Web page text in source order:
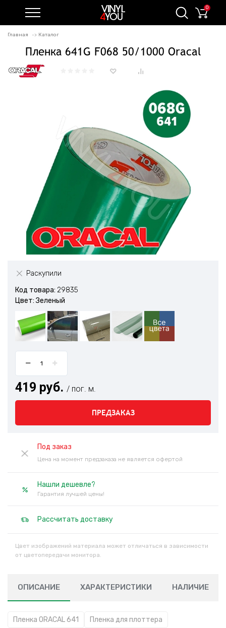
0
Главная Каталог
Пленка 641G F068 50/1000 Oracal
Раскупили
Код товара: 29835
Цвет: Зеленый
419 руб. / пог. м.
ПРЕДЗАКАЗ
Под заказ
Цена на момент предзаказа не является офертой
Нашли дешевле?
Гарантия лучшей цены!
Рассчитать доставку
Цвет изображений материала может отличаться в зависимости
от цветопередачи монитора.
ОПИСАНИЕ ХАРАКТЕРИСТИКИ НАЛИЧИЕ
Пленка ORACAL 641
Пленка для плоттера